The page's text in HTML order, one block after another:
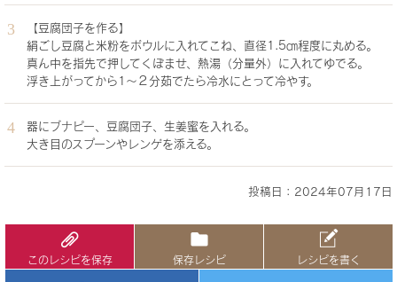
【豆腐団子を作る】
絹ごし豆腐と米粉をボウルに入れてこね、直径1.5㎝程度に丸める。
真ん中を指先で押してくぼませ、熱湯（分量外）に入れてゆでる。
浮き上がってから1～２分茹でたら冷水にとって冷やす。
器にブナピー、豆腐団子、生姜蜜を入れる。
大き目のスプーンやレンゲを添える。
投稿日：2024年07月17日
このレシピを保存 保存レシピ レシピを書く